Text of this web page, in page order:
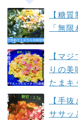
【糖
「無
【マ
りの
たまキ
【手
ササッ